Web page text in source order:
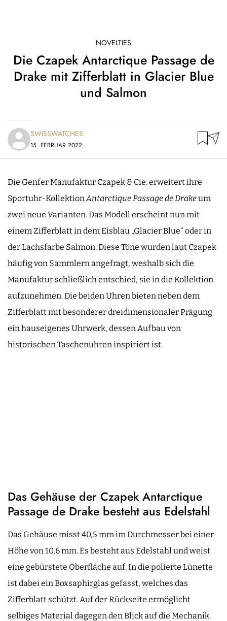
NOVELTIES
Die Czapek Antarctique Passage de
Drake mit Zifferblatt in Glacier Blue
und Salmon
SWISSWATCHES
15. FEBRUAR 2022
Die Genfer Manufaktur Czapek & Cie. erweitert ihre
Sportuhr-KollektionAntarctiquePassage de Drakeum
zwei neue Varianten. Das Modell erscheint nun mit
einem Zifferblatt in dem Eisblau „Glacier Blue“ oder in
der Lachsfarbe Salmon. Diese Töne wurden laut Czapek
häufig von Sammlern angefragt, weshalb sich die
Manufaktur schließlich entschied, sie in die Kollektion
aufzunehmen. Die beiden Uhren bieten neben dem
Zifferblatt mit besonderer dreidimensionaler Prägung
ein hauseigenes Uhrwerk, dessen Aufbau von
historischen Taschenuhren inspiriert ist.
Das Gehäuse der Czapek Antarctique
Passage de Drake besteht aus Edelstahl
Das Gehäuse misst 40,5 mm im Durchmesser bei einer
Höhe von 10,6 mm. Es besteht aus Edelstahl und weist
eine gebürstete Oberfläche auf. In die polierte Lünette
ist dabei ein Boxsaphirglas gefasst, welches das
Zifferblatt schützt. Auf der Rückseite ermöglicht
selbiges Material dagegen den Blick auf die Mechanik.